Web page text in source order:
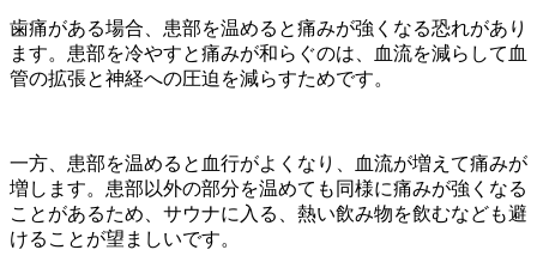
歯痛がある場合、患部を温めると痛みが強くなる恐れがあり
ます。患部を冷やすと痛みが和らぐのは、血流を減らして血
管の拡張と神経への圧迫を減らすためです。
一方、患部を温めると血行がよくなり、血流が増えて痛みが
増します。患部以外の部分を温めても同様に痛みが強くなる
ことがあるため、サウナに入る、熱い飲み物を飲むなども避
けることが望ましいです。